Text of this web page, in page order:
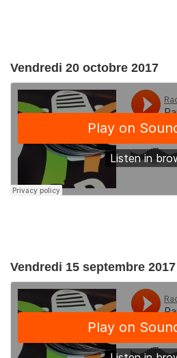
Vendredi 20 octobre 2017
Vendredi 15 septembre 2017